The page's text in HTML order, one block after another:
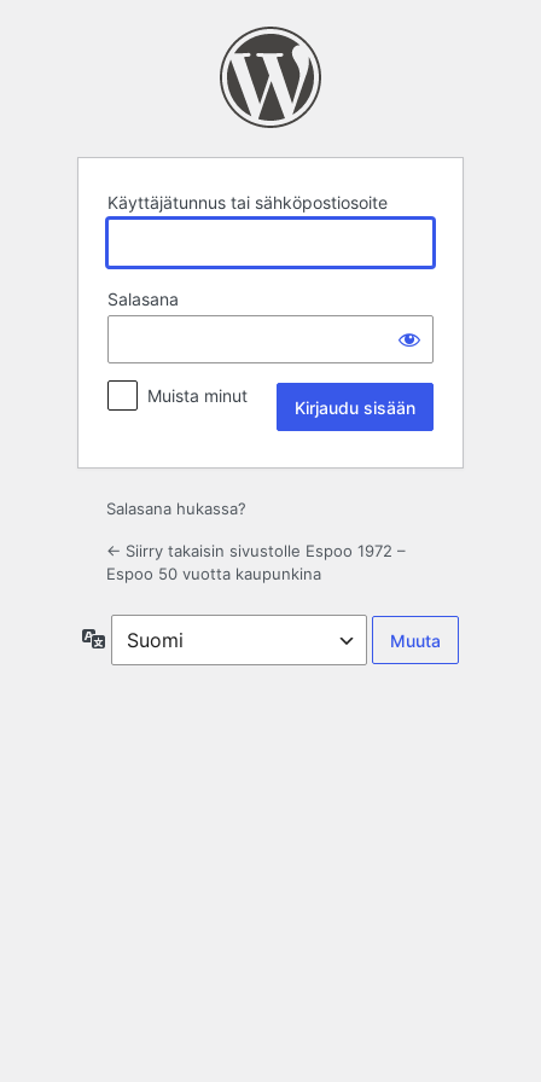
Käyttäjätunnus tai sähköpostiosoite
Salasana
Muista minut
Salasana hukassa?
← Siirry takaisin sivustolle Espoo 1972 –
Espoo 50 vuotta kaupunkina
Kieli